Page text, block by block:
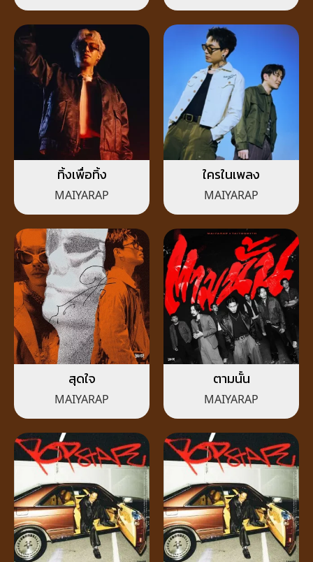
ทิ้งเพื่อทิ้ง
MAIYARAP
ใครในเพลง
MAIYARAP
สุดใจ
MAIYARAP
ตามนั้น
MAIYARAP